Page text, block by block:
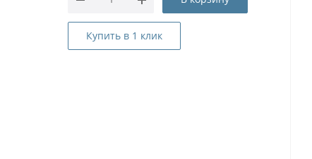
Купить в 1 клик